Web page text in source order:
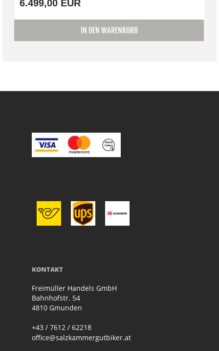
6.499,00 EUR
IN DEN WARENKORB
KONTAKT
Freimüller Handels GmbH
Bahnhofstr. 54
4810 Gmunden
+43 / 7612 / 62218
office@salzkammergutbiker.at